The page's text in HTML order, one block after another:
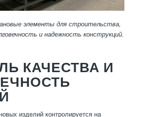
элементы для строительства,
и надежность конструкций.
КАЧЕСТВА И
изделий контролируется на